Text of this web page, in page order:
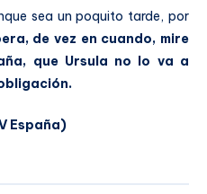
sea un poquito tarde, por
de vez en cuando, mire
que Ursula no lo va a
España)